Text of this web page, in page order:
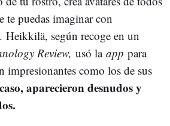
te puedas imaginar con
según recoge en un
Review, usó la app para
impresionantes como los de sus
aparecieron desnudos y